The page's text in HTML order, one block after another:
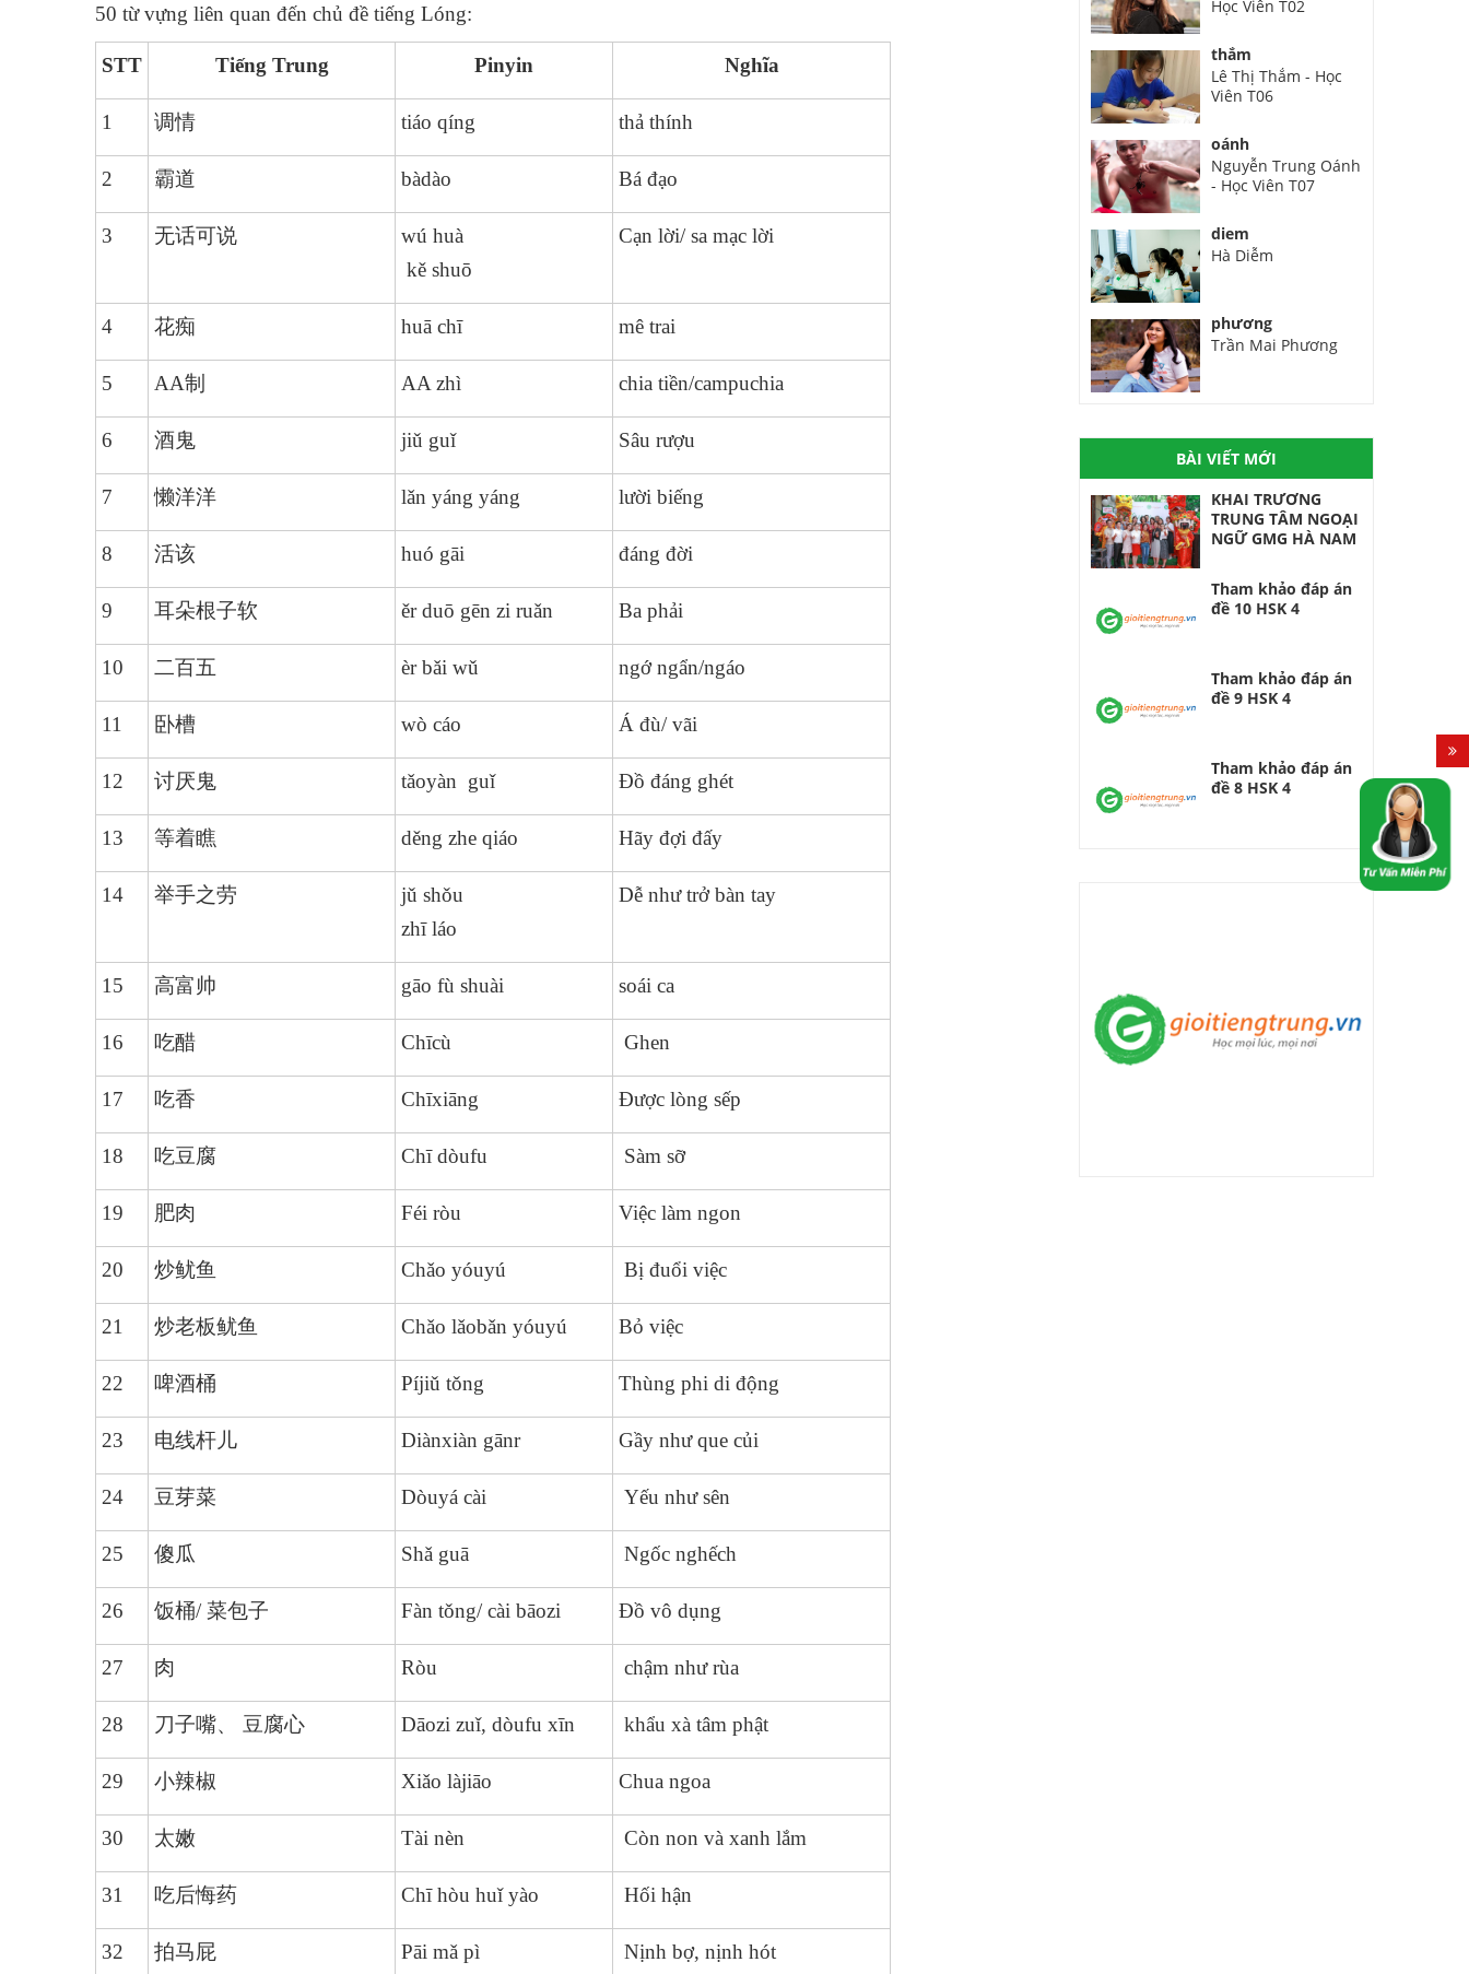
50 từ vựng liên quan đến chủ đề tiếng Lóng:
STT Tiếng Trung Pinyin Nghĩa
1 调情 tiáo qíng thả thính
2 霸道 bàdào Bá đạo
3 无话可说
wú huà
kě shuō
Cạn lời/ sa mạc lời
4 花痴 huā chī mê trai
5 AA制 AA zhì chia tiền/campuchia
6 酒鬼 jiǔ guǐ Sâu rượu
7 懒洋洋 lǎn yáng yáng lười biếng
8 活该 huó gāi đáng đời
9 耳朵根子软 ěr duō gēn zi ruǎn Ba phải
10 二百五 èr bǎi wǔ ngớ ngẩn/ngáo
11 卧槽 wò cáo Á đù/ vãi
12 讨厌鬼 tǎoyàn guǐ Đồ đáng ghét
13 等着瞧 děng zhe qiáo Hãy đợi đấy
14 举手之劳
jǔ shǒu
zhī láo
Dễ như trở bàn tay
15 高富帅 gāo fù shuài soái ca
16 吃醋 Chīcù Ghen
17 吃香 Chīxiāng Được lòng sếp
18 吃豆腐 Chī dòufu Sàm sỡ
19 肥肉 Féi ròu Việc làm ngon
20 炒鱿鱼 Chǎo yóuyú Bị đuổi việc
21 炒老板鱿鱼 Chǎo lǎobǎn yóuyú Bỏ việc
22 啤酒桶 Píjiǔ tǒng Thùng phi di động
23 电线杆儿 Diànxiàn gānr Gầy như que củi
24 豆芽菜 Dòuyá cài Yếu như sên
25 傻瓜 Shǎ guā Ngốc nghếch
26 饭桶/ 菜包子 Fàn tǒng/ cài bāozi Đồ vô dụng
27 肉 Ròu chậm như rùa
28 刀子嘴、 豆腐心 Dāozi zuǐ, dòufu xīn khẩu xà tâm phật
29 小辣椒 Xiǎo làjiāo Chua ngoa
30 太嫩 Tài nèn Còn non và xanh lắm
31 吃后悔药 Chī hòu huǐ yào Hối hận
32 拍马屁 Pāi mǎ pì Nịnh bợ, nịnh hót
Học Viên T02
thắm
Lê Thị Thắm - Học
Viên T06
oánh
Nguyễn Trung Oánh
- Học Viên T07
diem
Hà Diễm
phương
Trần Mai Phương
BÀI VIẾT MỚI
KHAI TRƯƠNG
TRUNG TÂM NGOẠI
NGỮ GMG HÀ NAM
Tham khảo đáp án
đề 10 HSK 4
Tham khảo đáp án
đề 9 HSK 4
Tham khảo đáp án
đề 8 HSK 4